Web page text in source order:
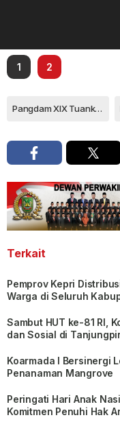
1 2
Pangdam XIX Tuanku Tambusai
Terkait
Pemprov Kepri
Warga di Seluruh
Sambut HUT ke-81 RI,
dan Sosial di
Koarmada I Bersinergi
Penanaman Mangrove
Peringati Hari Anak
Komitmen Penuhi Hak